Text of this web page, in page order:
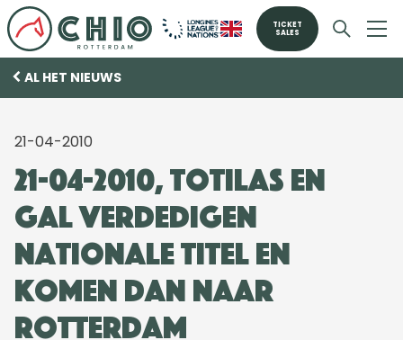
TICKET
SALES
AL HET NIEUWS
21-04-2010
21-04-2010, Totilas en
Gal verdedigen
nationale titel en
komen dan naar
Rotterdam